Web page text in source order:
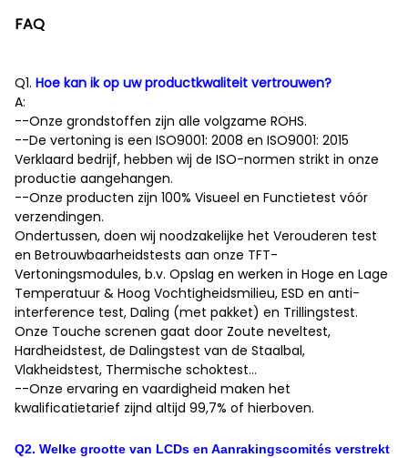
FAQ
Q1. Hoe kan ik op uw productkwaliteit vertrouwen?
A:
--Onze grondstoffen zijn alle volgzame ROHS.
--De vertoning is een ISO9001: 2008 en ISO9001: 2015
Verklaard bedrijf, hebben wij de ISO-normen strikt in onze
productie aangehangen.
--Onze producten zijn 100% Visueel en Functietest vóór
verzendingen.
Ondertussen, doen wij noodzakelijke het Verouderen test
en Betrouwbaarheidstests aan onze TFT-
Vertoningsmodules, b.v. Opslag en werken in Hoge en Lage
Temperatuur & Hoog Vochtigheidsmilieu, ESD en anti-
interference test, Daling (met pakket) en Trillingstest.
Onze Touche screnen gaat door Zoute neveltest,
Hardheidstest, de Dalingstest van de Staalbal,
Vlakheidstest, Thermische schoktest…
--Onze ervaring en vaardigheid maken het
kwalificatietarief zijnd altijd 99,7% of hierboven.
Q2. Welke grootte van LCDs en Aanrakingscomités verstrekt